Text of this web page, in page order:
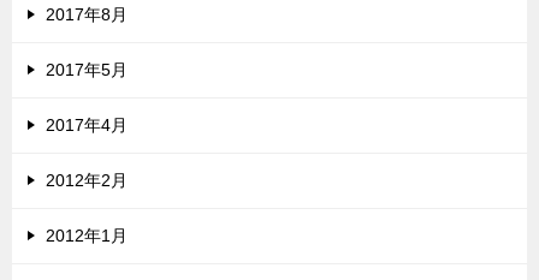
2017年8月
2017年5月
2017年4月
2012年2月
2012年1月